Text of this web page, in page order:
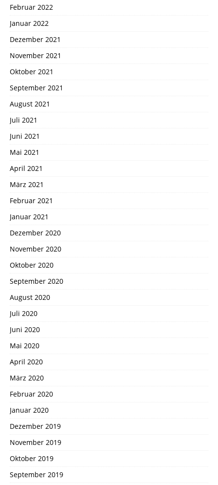
Februar 2022
Januar 2022
Dezember 2021
November 2021
Oktober 2021
September 2021
August 2021
Juli 2021
Juni 2021
Mai 2021
April 2021
März 2021
Februar 2021
Januar 2021
Dezember 2020
November 2020
Oktober 2020
September 2020
August 2020
Juli 2020
Juni 2020
Mai 2020
April 2020
März 2020
Februar 2020
Januar 2020
Dezember 2019
November 2019
Oktober 2019
September 2019